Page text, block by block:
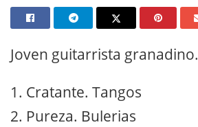
Joven guitarrista granadino.
1. Cratante. Tangos
2. Pureza. Bulerias